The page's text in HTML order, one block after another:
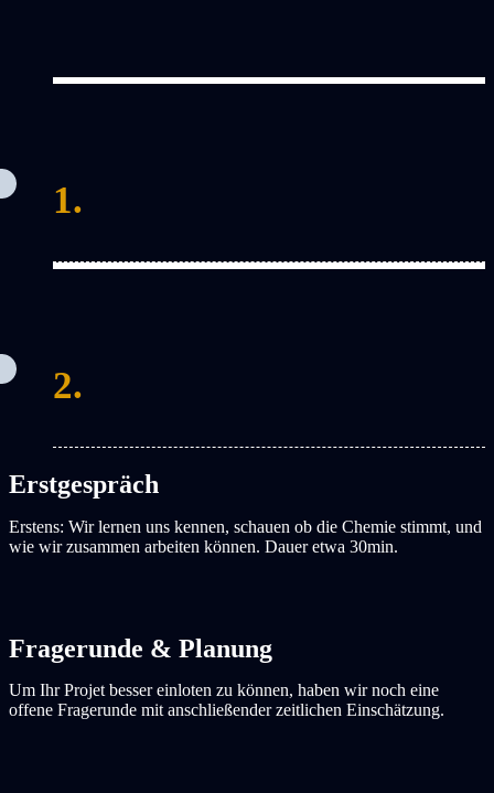
1.
2.
Erstgespräch
Erstens: Wir lernen uns kennen, schauen ob die Chemie stimmt, und
wie wir zusammen arbeiten können. Dauer etwa 30min.
Fragerunde & Planung
Um Ihr Projet besser einloten zu können, haben wir noch eine
offene Fragerunde mit anschließender zeitlichen Einschätzung.